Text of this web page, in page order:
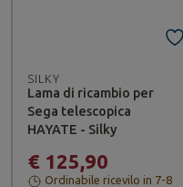
SILKY
Lama di ricambio per
Sega telescopica
HAYATE - Silky
€ 125,90
Ordinabile ricevilo in 7-8